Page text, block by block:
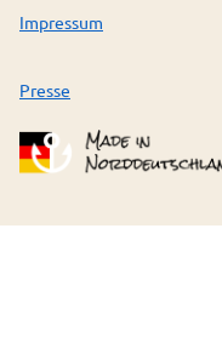
Impressum
Presse